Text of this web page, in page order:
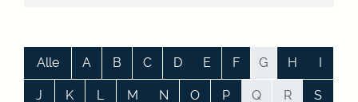
Alle A B C D E F G H I
J K L M N O P Q R S